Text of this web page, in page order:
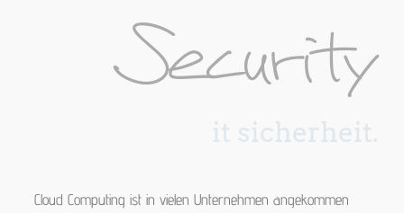
Security
it sicherheit.
Cloud Computing ist in vielen Unternehmen angekommen